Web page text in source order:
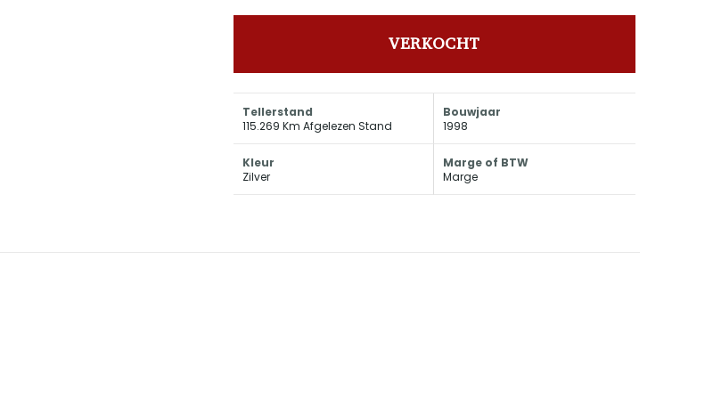
VERKOCHT
Tellerstand
115.269 Km Afgelezen Stand
Bouwjaar
1998
Kleur
Zilver
Marge of BTW
Marge